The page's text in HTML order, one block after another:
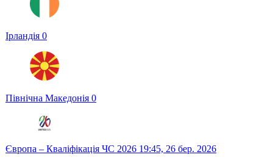
Ірландія 0
Північна Македонія 0
Європа – Кваліфікація ЧС 2026 19:45, 26 бер. 2026